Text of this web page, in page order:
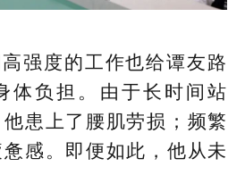
强度的工作也给谭友路
体负担。由于长时间站
患上了腰肌劳损；频繁
感。即便如此，他从未